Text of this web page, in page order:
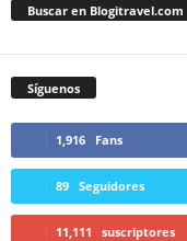
Buscar en Blogitravel.com
Síguenos
1,916 Fans
89 Seguidores
11,111 suscriptores